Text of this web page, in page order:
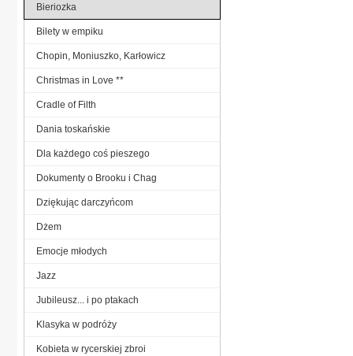
Bieriozka
Bilety w empiku
Chopin, Moniuszko, Karłowicz
Christmas in Love **
Cradle of Filth
Dania toskańskie
Dla każdego coś pieszego
Dokumenty o Brooku i Chag
Dziękując darczyńcom
Dżem
Emocje młodych
Jazz
Jubileusz... i po ptakach
Klasyka w podróży
Kobieta w rycerskiej zbroi